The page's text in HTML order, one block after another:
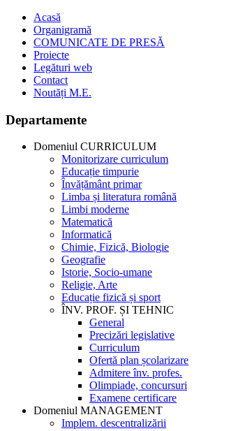
Acasă
Organigramă
COMUNICATE DE PRESĂ
Proiecte
Legături web
Contact
Noutăți M.E.
Departamente
Domeniul CURRICULUM
Monitorizare curriculum
Educație timpurie
Învățământ primar
Limba și literatura română
Limbi moderne
Matematică
Informatică
Chimie, Fizică, Biologie
Geografie
Istorie, Socio-umane
Religie, Arte
Educație fizică și sport
ÎNV. PROF. ȘI TEHNIC
General
Precizări legislative
Curriculum
Ofertă plan școlarizare
Admitere înv. profes.
Olimpiade, concursuri
Examene certificare
Domeniul MANAGEMENT
Implem. descentralizării